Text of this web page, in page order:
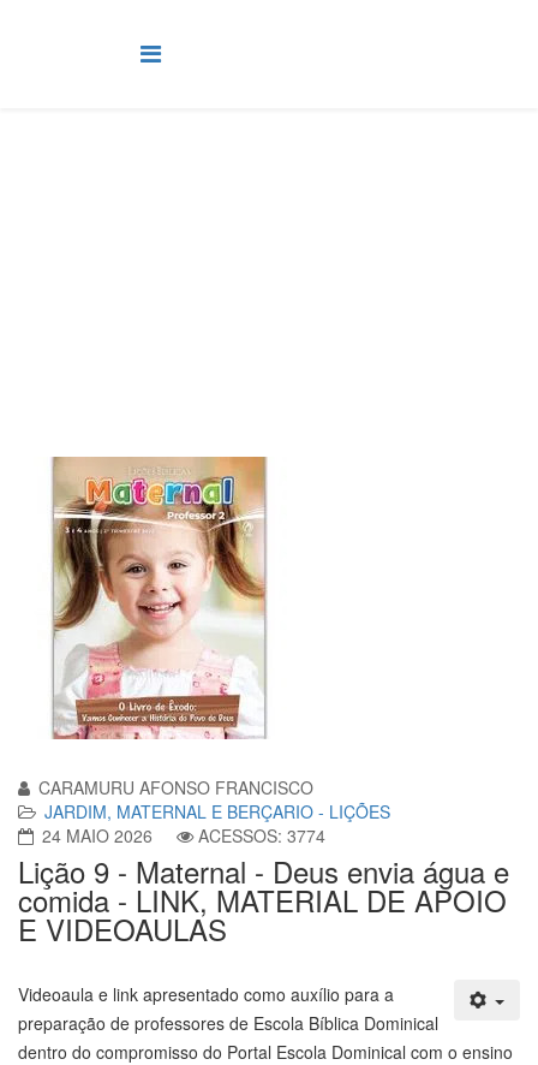
CARAMURU AFONSO FRANCISCO
JARDIM, MATERNAL E BERÇARIO - LIÇÕES
24 MAIO 2026
ACESSOS: 3774
Lição 9 - Maternal - Deus envia água e
comida - LINK, MATERIAL DE APOIO
E VIDEOAULAS
Videoaula e link apresentado como auxílio para a
preparação de professores de Escola Bíblica Dominical
dentro do compromisso do Portal Escola Dominical com o ensino